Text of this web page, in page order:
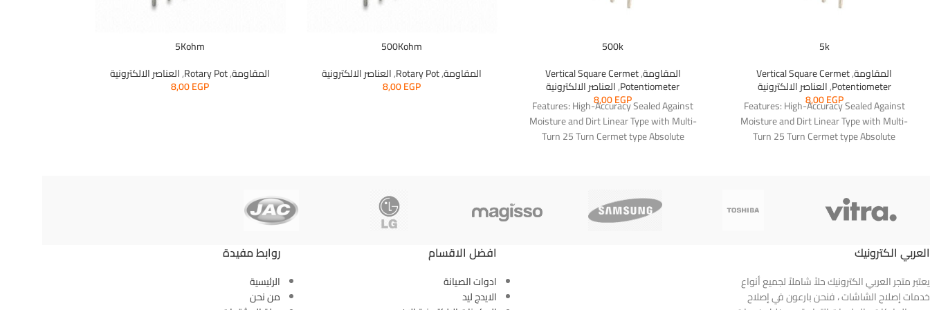
5k
المقاومة,
Vertical Square Cermet
Potentiometer
,العناصر الالكترونية
8,00EGP
Features: High-Accuracy Sealed Against
Moisture and Dirt Linear Type with Multi-
Turn 25 Turn Cermet type Absolute
500k
المقاومة,
Vertical Square Cermet
Potentiometer
,العناصر الالكترونية
8,00EGP
Features: High-Accuracy Sealed Against
Moisture and Dirt Linear Type with Multi-
Turn 25 Turn Cermet type Absolute
500Kohm
المقاومة,
Rotary Pot
,العناصر الالكترونية
8,00EGP
5Kohm
المقاومة,
Rotary Pot
,العناصر الالكترونية
8,00EGP
العربي الكترونيك
يعتبر متجر العربي الكترونيك حلاً شاملاً لجميع أنواع
خدمات إصلاح الشاشات ، فنحن بارعون في إصلاح
افضل الاقسام
ادوات الصيانة
الايدج ليد
روابط مفيدة
الرئيسية
من نحن